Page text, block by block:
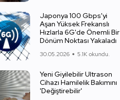
Japonya 100 Gbps'yi
Aşan Yüksek Frekanslı
Hızlarla 6G'de Önemli Bir
Dönüm Noktası Yakaladı
30.05.2026 5.1K okundu.
Yeni Giyilebilir Ultrason
Cihazı Hamilelik Bakımını
'Değiştirebilir'